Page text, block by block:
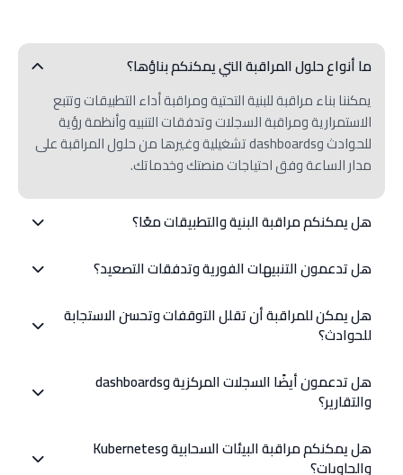
ما أنواع حلول المراقبة التي يمكنكم بناؤها؟
يمكننا بناء مراقبة للبنية التحتية ومراقبة أداء التطبيقات وتتبع
الاستمرارية ومراقبة السجلات وتدفقات التنبيه وأنظمة رؤية
للحوادث وdashboards تشغيلية وغيرها من حلول المراقبة على
مدار الساعة وفق احتياجات منصتك وخدماتك.
هل يمكنكم مراقبة البنية والتطبيقات معًا؟
السحابية والتطبيقات والـ APIs وقواعد البيانات والحاويات
هل تدعمون التنبيهات الفورية وتدفقات التصعيد؟
نعم، يمكننا تنفيذ قواعد للتنبيه ومنطق لدرجات الخطورة وقنوات
للإخطار ومسارات للتصعيد وتدفقات للاستجابة حتى يتم اكتشاف
الحوادث وتوجيهها بشكل أكثر فاعلية.
هل يمكن للمراقبة أن تقلل التوقفات وتحسن الاستجابة
للحوادث؟
نعم، تساعد المراقبة القوية الفرق على اكتشاف المشاكل
مبكرًا وفهم صحة الخدمات بشكل أسرع وتقليل التأخير في
الاستجابة وحماية الاستمرارية عبر وعي تشغيلي أفضل.
هل تدعمون أيضًا السجلات المركزية وdashboards
والتقارير؟
وتعريف تقارير وهيكلة الرؤية عبر الأنظمة حتى تتمكن الفرق
هل يمكنكم مراقبة البيئات السحابية وKubernetes
والحاويات؟